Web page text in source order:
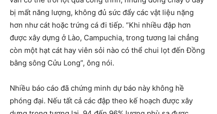
bị mất năng lượng, không đủ sức đẩy các vật liệu nặng
hơn như cát hoặc trứng cá đi tiếp. “Khi nhiều đập hơn
được xây dựng ở Lào, Campuchia, trong tương lai chẳng
còn một hạt cát hay viên sỏi nào có thể chui lọt đến Đồng
bằng sông Cửu Long”, ông nói.
Nhiều báo cáo đã chứng minh dự báo này không hề
phóng đại. Nếu tất cả các đập theo kế hoạch được xây